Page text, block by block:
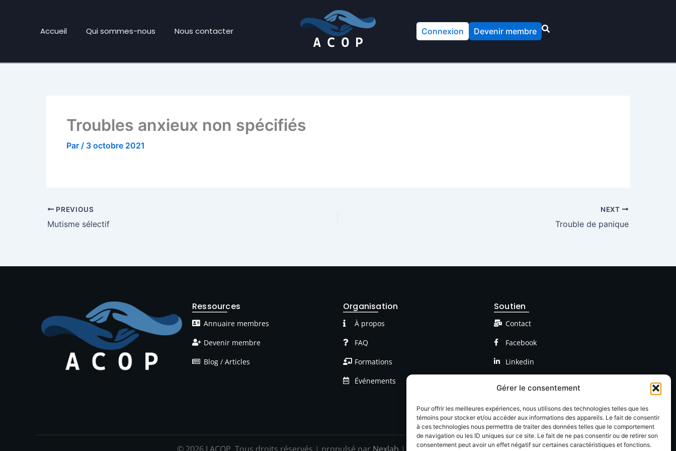
Gérer le consentement
Pour offrir les meilleures expériences, nous utilisons des technologies telles que les
témoins pour stocker et/ou accéder aux informations des appareils. Le fait de consentir
à ces technologies nous permettra de traiter des données telles que le comportement
de navigation ou les ID uniques sur ce site. Le fait de ne pas consentir ou de retirer son
consentement peut avoir un effet négatif sur certaines caractéristiques et fonctions.
Accueil Qui sommes-nous Nous contacter Connexion Devenir membre
Troubles anxieux non spécifiés
Par / 3 octobre 2021
PREVIOUS
Mutisme sélectif
NEXT
Trouble de panique
Ressources
Annuaire membres
Devenir membre
Blog / Articles
Organisation
À propos
FAQ
Formations
Événements
Soutien
Contact
Facebook
Linkedin
© 2026 LACOP Tous droits réservés | propulsé par Nexlab | Cookies|Confidentialté